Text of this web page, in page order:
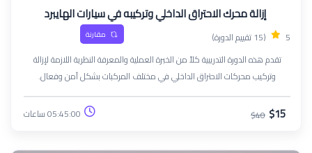
إزالة محرك الاحتراق الداخلي وتركيبه في سيارات الهايبرد
5 (15 تقييم الدورة) مقارنة
تقدم هذه الدورة التدريبية كلاً من الخبرة العملية والمعرفة النظرية اللازمة لإزالة
وتركيب محركات الاحتراق الداخلي في مختلف المركبات بشكل آمن وفعال.
سيكتسب المشاركون خبرة في الأدوات والتقنيات وأفضل الممارسات الصناعية
$15
$40 05:45:00 ساعات